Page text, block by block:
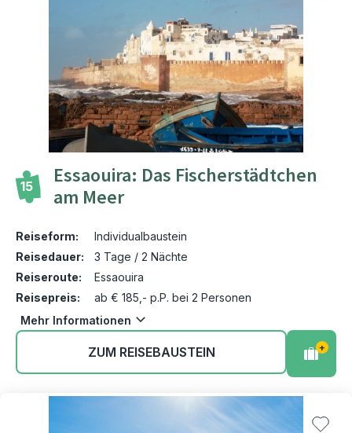
15
Essaouira: Das Fischerstädtchen
am Meer
Reiseform:
Individualbaustein
Reisedauer:
3 Tage / 2 Nächte
Reiseroute:
Essaouira
Reisepreis:
ab € 185,- p.P. bei 2 Personen
Mehr Informationen
ZUM REISEBAUSTEIN +